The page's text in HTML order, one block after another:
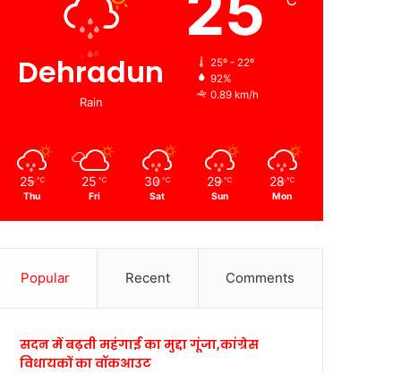
Dehradun
Rain
25º - 22º
92%
0.89 km/h
25 ℃
Thu
25 ℃
Fri
30 ℃
Sat
29 ℃
Sun
28 ℃
Mon
Popular Recent Comments
सदन में बढ़ती महंगाई का मुद्दा गूंजा,कांग्रेस
विधायकों का वॉकआउट